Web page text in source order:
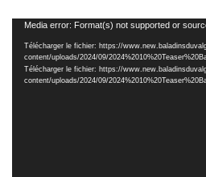
Lecteur
vidéo
Media error: Format(s) not supported or
Télécharger le fichier: https://
content/uploads/2024/09/
Télécharger le fichier: https://
content/uploads/2024/09/